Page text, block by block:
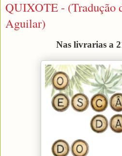
QUIXOTE - (Tradução
Aguilar)
Nas livrarias a